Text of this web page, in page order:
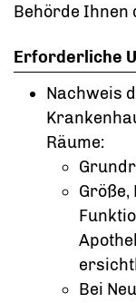
Behörde Ihnen
Erforderliche
Nachweis
Räume:
Bei